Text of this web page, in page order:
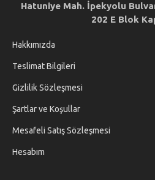
Hatuniye Mah. İpekyolu
202 E Blok
Hakkımızda
Teslimat Bilgileri
Gizlilik Sözleşmesi
Şartlar ve Koşullar
Mesafeli Satış Sözleşmesi
Hesabım